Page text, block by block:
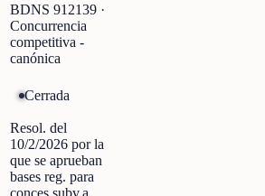
BDNS 912139 ·
Concurrencia
competitiva -
canónica
Cerrada
Resol. del
10/2/2026 por la
que se aprueban
bases reg. para
conces.subv.a